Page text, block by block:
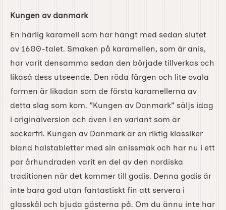
Kungen av danmark
En härlig karamell som har hängt med sedan slutet
av 1600-talet. Smaken på karamellen, som är anis,
har varit densamma sedan den började tillverkas och
likaså dess utseende. Den röda färgen och lite ovala
formen är likadan som de första karamellerna av
detta slag som kom. ”Kungen av Danmark” säljs idag
i originalversion och även i en variant som är
sockerfri. Kungen av Danmark är en riktig klassiker
bland halstabletter med sin anissmak och har nu i ett
par århundraden varit en del av den nordiska
traditionen när det kommer till godis. Denna godis är
inte bara god utan fantastiskt fin att servera i
glasskål och bjuda gästerna på. Om du ännu inte har